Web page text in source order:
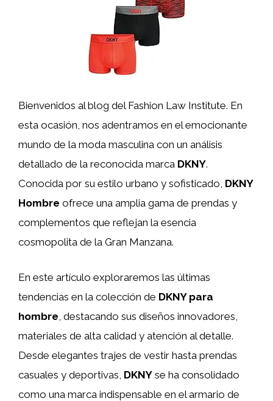
Bienvenidos al blog del Fashion Law Institute. En
esta ocasión, nos adentramos en el emocionante
mundo de la moda masculina con un análisis
detallado de la reconocida marca DKNY.
Conocida por su estilo urbano y sofisticado, DKNY
Hombre ofrece una amplia gama de prendas y
complementos que reflejan la esencia
cosmopolita de la Gran Manzana.
En este artículo exploraremos las últimas
tendencias en la colección de DKNY para
hombre , destacando sus diseños innovadores,
materiales de alta calidad y atención al detalle.
Desde elegantes trajes de vestir hasta prendas
casuales y deportivas, DKNY se ha consolidado
como una marca indispensable en el armario de